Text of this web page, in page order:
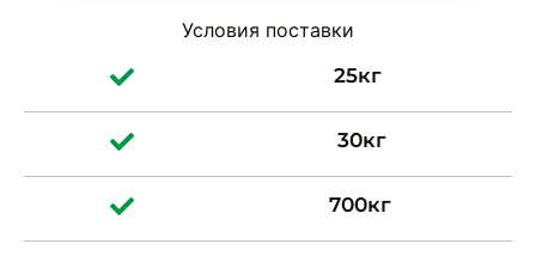
Условия поставки
25кг
30кг
700кг